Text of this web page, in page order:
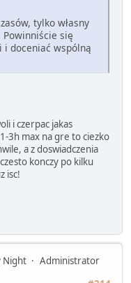
tylko własny
Powinniście się
i doceniać wspólną
i czerpac jakas
3h max na gre to ciezko
a z doswiadczenia
konczy po kilku
isc!
Night
Administrator